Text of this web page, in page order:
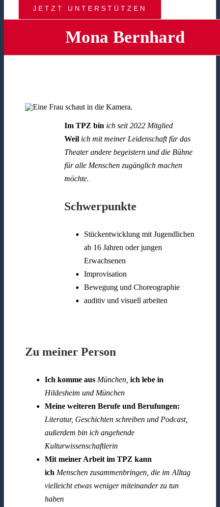
JETZT UNTERSTÜTZEN
Mona Bernhard
Im TPZ bin ich seit 2022 Mitglied
Weil ich mit meiner Leidenschaft für das
Theater andere begeistern und die Bühne
für alle Menschen zugänglich machen
möchte.
Schwerpunkte
Stückentwicklung mit Jugendlichen
ab 16 Jahren oder jungen
Erwachsenen
Improvisation
Bewegung und Choreographie
auditiv und visuell arbeiten
Zu meiner Person
Ich komme aus München, ich lebe in
Hildesheim und München
Meine weiteren Berufe und Berufungen:
Literatur, Geschichten schreiben und Podcast,
außerdem bin ich angehende
Kulturwissenschaftlerin
Mit meiner Arbeit im TPZ kann
ich Menschen zusammenbringen, die im Alltag
vielleicht etwas weniger miteinander zu tun
haben